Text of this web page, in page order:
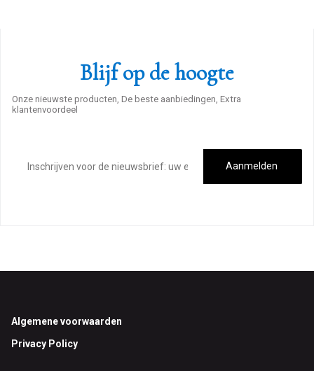
Blijf op de hoogte
Onze nieuwste producten, De beste aanbiedingen, Extra
klantenvoordeel
mailadres
Aanmelden
Footer
Algemene voorwaarden
Privacy Policy